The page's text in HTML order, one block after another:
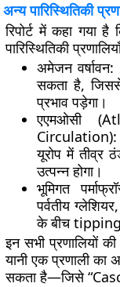
अन्य पारिस्थितिकी
रिपोर्ट में कहा गया
पारिस्थितिकी
अमेजन वर्षावन:
सकता है,
प्रभाव पड़ेगा।
एएमओसी
Circulation):
यूरोप में तीव्र
उत्पन्न होगा।
भूमिगत
पर्वतीय
के बीच
इन सभी प्रणालियों की
यानी एक प्रणाली
सकता है—जिसे